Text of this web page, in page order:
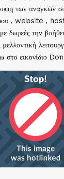
των αναγκών
, website ,
δωρεές την
στο εικονίδιο